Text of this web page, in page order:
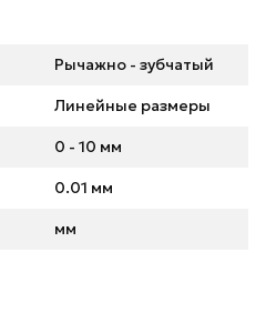
Рычажно - зубчатый
Линейные размеры
0 - 10 мм
0.01 мм
мм